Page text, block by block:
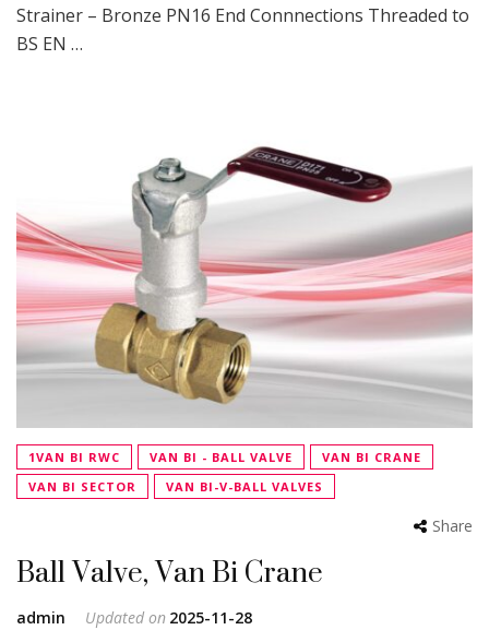
Strainer – Bronze PN16 End Connnections Threaded to
BS EN …
1VAN BI RWC VAN BI - BALL VALVE
VAN BI CRANE
VAN BI SECTOR
VAN BI-V-BALL VALVES
Share
Ball Valve, Van Bi Crane
admin Updated on 2025-11-28